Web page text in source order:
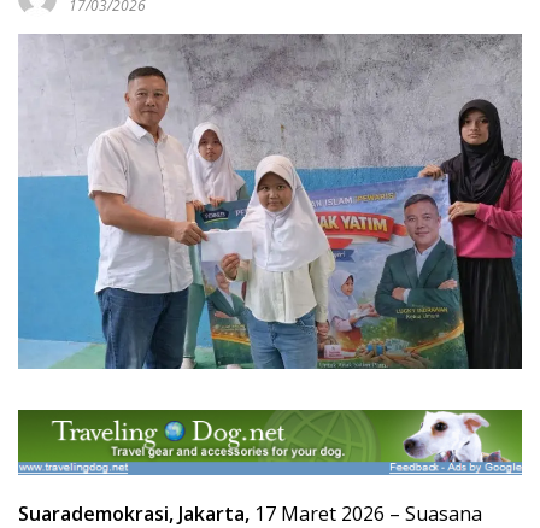
17/03/2026
Suarademokrasi, Jakarta, 17 Maret 2026 – Suasana